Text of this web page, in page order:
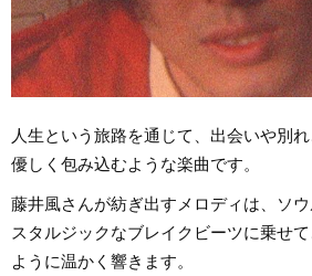
人生という旅路を通じて、出会いや別
優しく包み込むような楽曲です。
藤井風さんが紡ぎ出すメロディは、ソ
スタルジックなブレイクビーツに乗せ
ように温かく響きます。